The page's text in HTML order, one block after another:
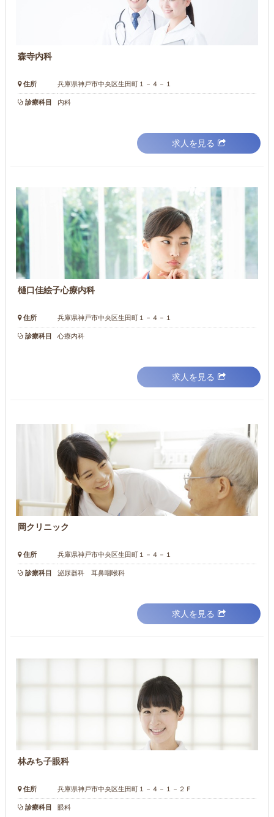
森寺内科
住所 兵庫県神戸市中央区生田町１－４－１
診療科目 内科
求人を見る
樋口佳絵子心療内科
住所 兵庫県神戸市中央区生田町１－４－１
診療科目 心療内科
求人を見る
岡クリニック
住所 兵庫県神戸市中央区生田町１－４－１
診療科目 泌尿器科 耳鼻咽喉科
求人を見る
林みち子眼科
住所 兵庫県神戸市中央区生田町１－４－１－２Ｆ
診療科目 眼科